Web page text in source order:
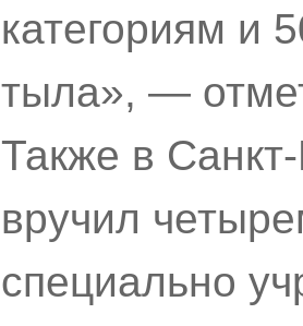
категориям и
тыла», —
Также в
вручил
специально